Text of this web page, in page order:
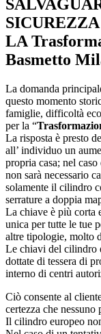
LA
Basmetto
La domanda
questo momento
famiglie, difficoltà
per la “
La risposta è presto
all’ individuo un
propria casa; nel
non sarà necessario
solamente il cilindro
serrature a doppia
La chiave è più corta
unica per tutte le tue
altre tipologie, molto
Le chiavi del cilindro
dottate di tessera di
interno di centri
Ciò consente al
certezza che nessuno
Il cilindro europeo